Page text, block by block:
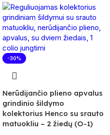
-30%
Nerūdijančio plieno apvalus
grindinio šildymo
kolektorius Henco su srauto
matuokliu – 2 žiedų (O-1)